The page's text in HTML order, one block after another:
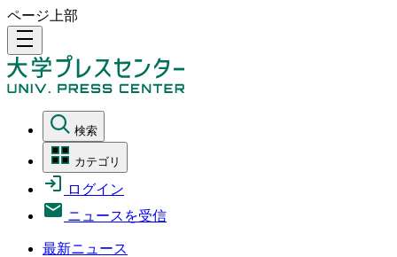
ページ上部
density_medium
検索
カテゴリ
ログイン
ニュースを受信
最新ニュース